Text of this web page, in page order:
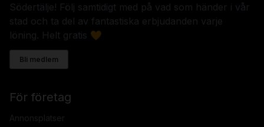
Södertälje! Följ samtidigt med på vad som händer i vår
stad och ta del av fantastiska erbjudanden varje
löning. Helt gratis 🧡
Bli medlem
För företag
Annonsplatser